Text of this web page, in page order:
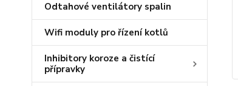
Odtahové ventilátory spalin
Wifi moduly pro řízení kotlů
Inhibitory koroze a čistící
přípravky